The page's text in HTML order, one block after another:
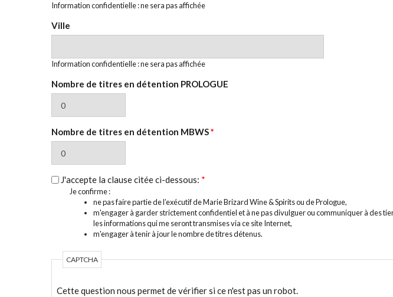
Information confidentielle : ne sera pas affichée
Ville
Information confidentielle : ne sera pas affichée
Nombre de titres en détention PROLOGUE
Nombre de titres en détention MBWS*
J'accepte la clause citée ci-dessous: *
Je confirme :
ne pas faire partie de l’exécutif de Marie Brizard Wine & Spirits ou de Prologue,
m'engager à garder strictement confidentiel et à ne pas divulguer ou communiquer à des
les informations qui me seront transmises via ce site Internet,
m'engager à tenir à jour le nombre de titres détenus.
CAPTCHA
Cette question nous permet de vérifier si ce n'est pas un robot.